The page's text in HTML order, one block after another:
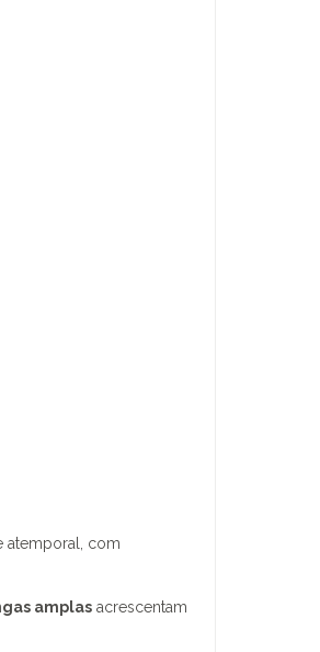
atemporal, com
amplas acrescentam